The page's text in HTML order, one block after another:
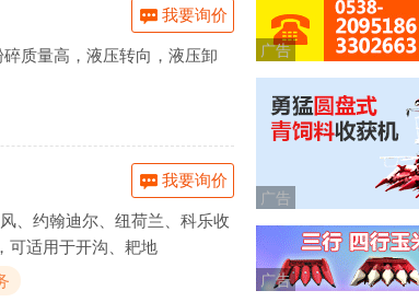
质量高，液压转向，液压卸
我要询价
、约翰迪尔、纽荷兰、科乐收
可适用于开沟、耙地
我要询价
广告
广告
广告